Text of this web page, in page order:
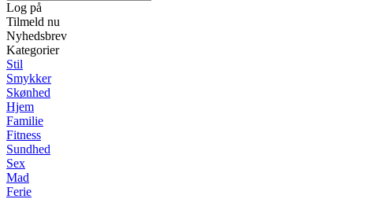
Log på
Tilmeld nu
Nyhedsbrev
Kategorier
Stil
Smykker
Skønhed
Hjem
Familie
Fitness
Sundhed
Sex
Mad
Ferie